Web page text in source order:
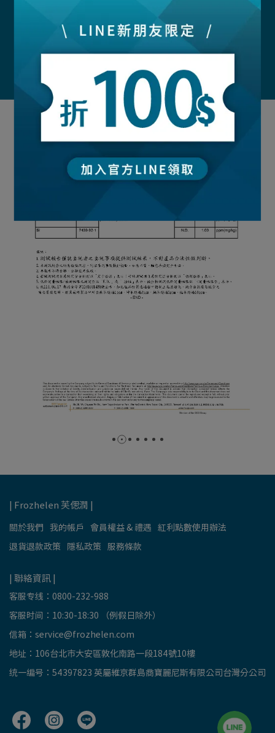
| Frozhelen 芙偲潤 |
關於我們 我的帳戶 會員權益 & 禮遇 紅利點數使用辦法
退貨退款政策 隱私政策 服務條款
| 聯絡資訊 |
客服专线：0800-232-988
客服时间：10:30-18:30 （例假日除外）
信箱： service@frozhelen.com
地址：106台北市大安區敦化南路一段184號10樓
统一编号：54397823 英屬維京群島商寶麗尼斯有限公司台灣分公司